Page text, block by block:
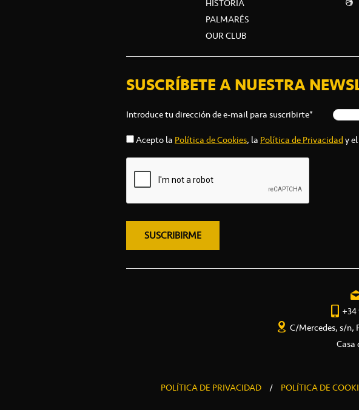
PALMARÉS
OUR CLUB
SUSCRÍBETE A NUESTRA
Introduce tu dirección de e-mail para suscribirte*
Acepto la Política de Cookies, la Política de Privacidady el
+34
C/Mercedes, s/n,
Casa
POLÍTICA DE PRIVACIDAD / POLÍTICA DE